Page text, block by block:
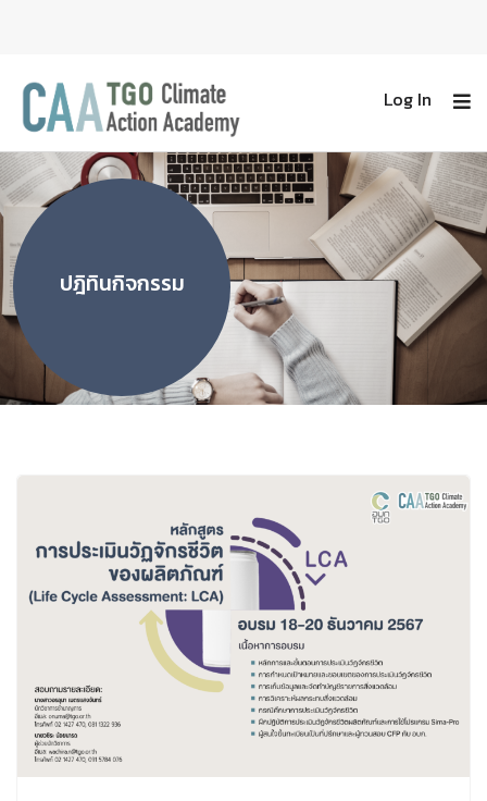
Log In
ปฎิทินกิจกรรม